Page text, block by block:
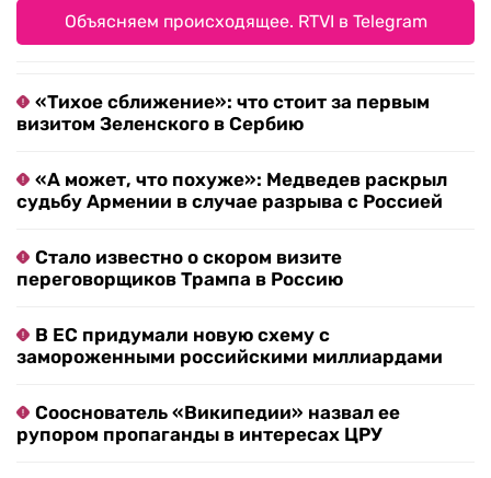
Объясняем происходящее. RTVI в Telegram
«Тихое сближение»: что стоит за первым
визитом Зеленского в Сербию
«А может, что похуже»: Медведев раскрыл
судьбу Армении в случае разрыва с Россией
Стало известно о скором визите
переговорщиков Трампа в Россию
В ЕС придумали новую схему с
замороженными российскими миллиардами
Сооснователь «Википедии» назвал ее
рупором пропаганды в интересах ЦРУ